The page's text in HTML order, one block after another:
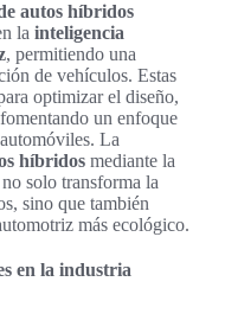
autos híbridos
la inteligencia
, permitiendo una
de vehículos. Estas
optimizar el diseño,
un enfoque
La
híbridos mediante la
solo transforma la
sino que también
más ecológico.
en la industria